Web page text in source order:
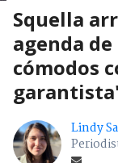
Squella
agenda
cómodos
Lindy